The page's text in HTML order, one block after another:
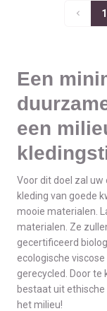
1
Een
een
Voor dit doel zal
kleding van goede
mooie materialen.
materialen. Ze
gecertificeerd
ecologische viscose
gerecycled. Door te
bestaat uit
het milieu!